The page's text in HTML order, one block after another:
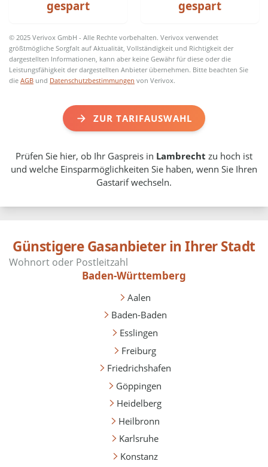
gespart gespart
© 2025 Verivox GmbH - Alle Rechte vorbehalten. Verivox verwendet
größtmögliche Sorgfalt auf Aktualität, Vollständigkeit und Richtigkeit der
dargestellten Informationen, kann aber keine Gewähr für diese oder die
Leistungsfähigkeit der dargestellten Anbieter übernehmen. Bitte beachten Sie
dieAGB und Datenschutzbestimmungen von Verivox.
ZUR TARIFAUSWAHL
Prüfen Sie hier, ob Ihr Gaspreis in Lambrecht zu hoch ist
und welche Einsparmöglichkeiten Sie haben, wenn Sie Ihren
Gastarif wechseln.
Günstigere Gasanbieter in Ihrer Stadt
Baden-Württemberg
Aalen
Baden-Baden
Esslingen
Freiburg
Friedrichshafen
Göppingen
Heidelberg
Heilbronn
Karlsruhe
Konstanz